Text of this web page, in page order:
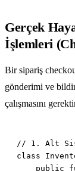
Gerçek
İşlemleri
Bir sipariş
gönderimi ve
çalışmasını